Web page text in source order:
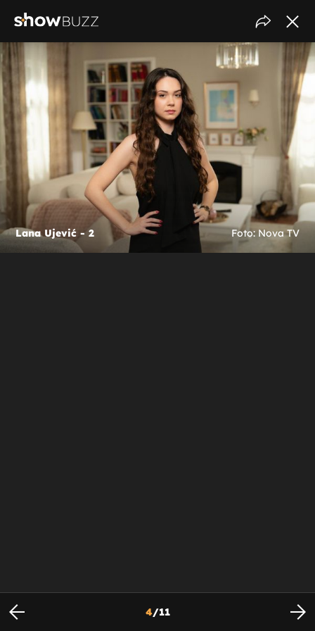
Lana Ujević - 2 Foto: Nova TV
4/11